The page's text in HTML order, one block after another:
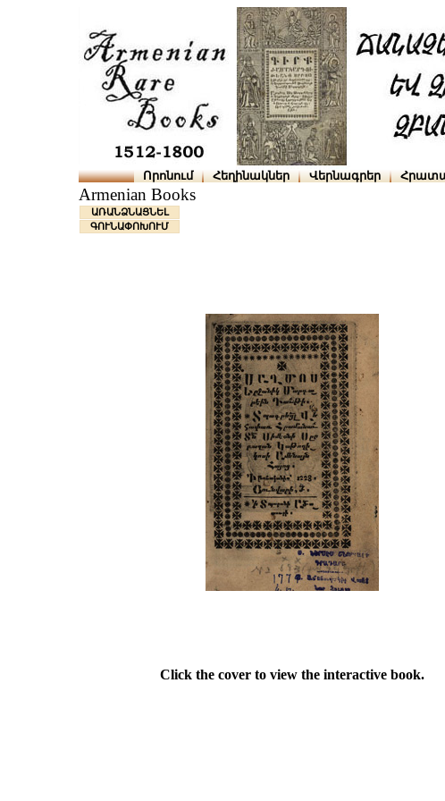
Որոնում Հեղինակներ Վերնագրեր
Armenian Books
ԱՌԱՆՁՆԱՑՆԵԼ
ԳՈՒՆԱՓՈԽՈՒՄ
Click the cover to view the interactive book.